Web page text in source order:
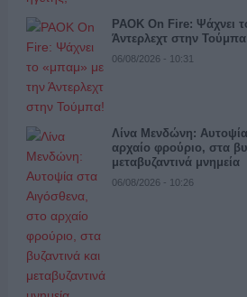
PAOK On Fire: Ψάχνει
Άντερλεχτ στην
06/08/2026 - 10:31
Λίνα Μενδώνη:
αρχαίο φρούριο, στα
μεταβυζαντινά μνημεία
06/08/2026 - 10:26